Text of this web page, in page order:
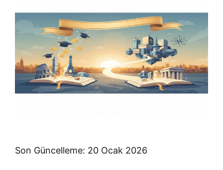
Son Güncelleme: 20 Ocak 2026